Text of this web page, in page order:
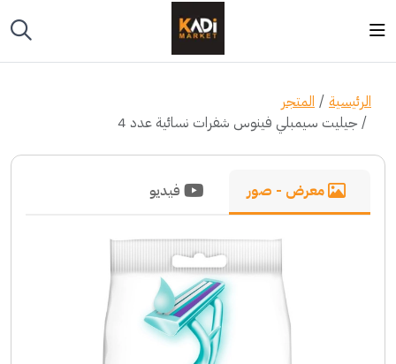
الرئيسية
المتجر
جيليت سيمبلي فينوس شفرات نسائية عدد 4
معرض - صور فيديو